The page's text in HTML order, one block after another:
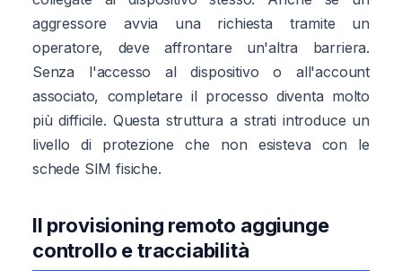
aggressore avvia una richiesta tramite un
operatore, deve affrontare un'altra barriera.
Senza l'accesso al dispositivo o all'account
associato, completare il processo diventa molto
più difficile. Questa struttura a strati introduce un
livello di protezione che non esisteva con le
schede SIM fisiche.
Il provisioning remoto aggiunge
controllo e tracciabilità